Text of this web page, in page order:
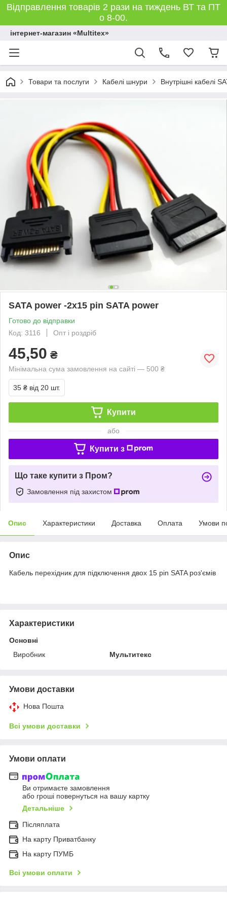
Відправлення товарів 2 рази на тиждень ВТ та ПТ
о 8-00.
інтернет-магазин «Multitex»
Товари та послуги Кабелі шнури Внутрішні кабелі
SATA power -2x15 pin SATA power
Готово до відправки
Код: 3116
Опт і роздріб
45,50 ₴
Мінімальна сума замовлення на сайті — 500 ₴
35 ₴ від 20 шт.
Купити
або
Купити з
Що таке купити з Пром?
Замовлення під захистом
Опис Характеристики Доставка Оплата Умови
Опис
Кабель перехідник для підключення двох 15 pin SATA роз'ємів
Характеристики
Основні
Виробник
Мультитекс
Умови доставки
Нова Пошта
Всі умови доставки
Умови оплати
Ви отримаєте замовлення
або гроші повернуться на вашу картку
Детальніше
Післяплата
На карту Приватбанку
На карту ПУМБ
Всі умови оплати